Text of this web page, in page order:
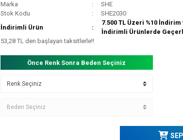
Marka
SHE
Stok Kodu
SHE2030
İndirimli Ürün
7.500 TL Üzeri %10
İndirimli Ürünlerde
53,28 TL den başlayan taksitlerle!!
Önce Renk Sonra Beden Seçiniz